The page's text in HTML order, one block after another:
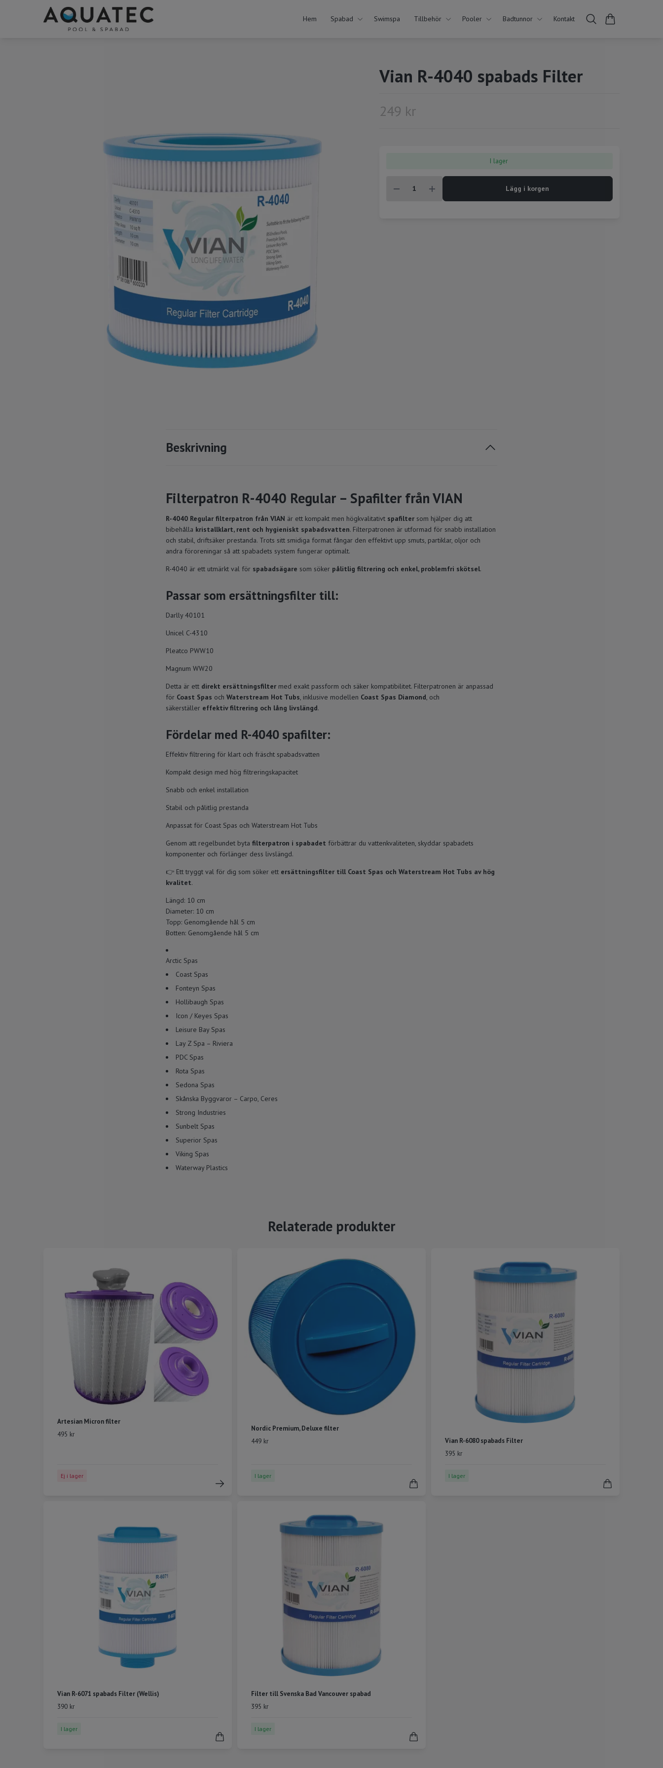
Hem Spabad Swimspa Tillbehör Pooler Badtunnor Kontakt
Vian R-4040 spabads Filter
249 kr
I lager
Lägg i korgen
Beskrivning
Filterpatron R-4040 Regular – Spafilter från VIAN
R-4040 Regular filterpatron från VIAN är ett kompakt men högkvalitativt spafilter som hjälper dig att
bibehålla kristallklart, rent och hygieniskt spabadsvatten. Filterpatronen är utformad för snabb installation
och stabil, driftsäker prestanda. Trots sitt smidiga format fångar den effektivt upp smuts, partiklar, oljor och
andra föroreningar så att spabadets system fungerar optimalt.
R-4040 är ett utmärkt val för spabadsägare som söker pålitlig filtrering och enkel, problemfri skötsel.
Passar som ersättningsfilter till:
Darlly 40101
Unicel C-4310
Pleatco PWW10
Magnum WW20
Detta är ett direkt ersättningsfilter med exakt passform och säker kompatibilitet. Filterpatronen är anpassad
för Coast Spas och Waterstream Hot Tubs, inklusive modellen Coast Spas Diamond, och
säkerställer effektiv filtrering och lång livslängd.
Fördelar med R-4040 spafilter:
Effektiv filtrering för klart och fräscht spabadsvatten
Kompakt design med hög filtreringskapacitet
Snabb och enkel installation
Stabil och pålitlig prestanda
Anpassat för Coast Spas och Waterstream Hot Tubs
Genom att regelbundet byta filterpatron i spabadet förbättrar du vattenkvaliteten, skyddar spabadets
komponenter och förlänger dess livslängd.
👉 Ett tryggt val för dig som söker ett ersättningsfilter till Coast Spas och Waterstream Hot Tubs av hög
kvalitet.
Längd: 10 cm
Diameter: 10 cm
Topp: Genomgående hål 5 cm
Botten: Genomgående hål 5 cm
Arctic Spas
Coast Spas
Fonteyn Spas
Hollibaugh Spas
Icon / Keyes Spas
Leisure Bay Spas
Lay Z Spa – Riviera
PDC Spas
Rota Spas
Sedona Spas
Skånska Byggvaror – Carpo, Ceres
Strong Industries
Sunbelt Spas
Superior Spas
Viking Spas
Waterway Plastics
Relaterade produkter
Artesian Micron filter
495 kr
Ej i lager
Nordic Premium, Deluxe filter
449 kr
I lager
Vian R-6080 spabads Filter
395 kr
I lager
Vian R-6071 spabads Filter (Wellis)
390 kr
I lager
Filter till Svenska Bad Vancouver spabad
395 kr
I lager